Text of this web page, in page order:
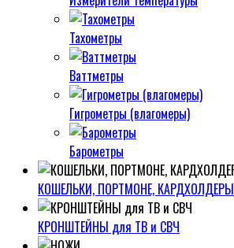
Тахометры
Ваттметры
Гигрометры (влагомеры)
Барометры
КОШЕЛЬКИ, ПОРТМОНЕ, КАРДХОЛДЕРЫ
КРОНШТЕЙНЫ для ТВ и СВЧ